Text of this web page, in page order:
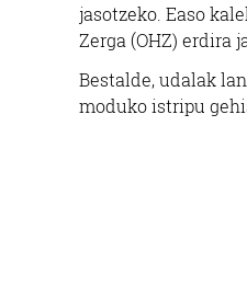
jasotzeko. Easo
Zerga (OHZ) erdira
Bestalde, udalak
moduko istripu